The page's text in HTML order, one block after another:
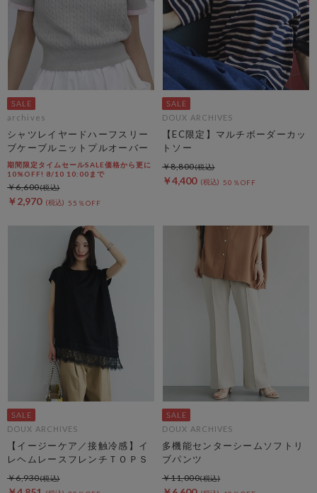
archives
シャツレイヤードハーフスリー
ブケーブルニットプルオーバー
期間限定タイムセールSALE価格から更に
10%OFF! 8/10 10:00まで
￥2,970 55％OFF
￥6,600
DOUX ARCHIVES
【EC限定】マルチボーダーカッ
トソー
￥4,400 50％OFF
￥8,800
DOUX ARCHIVES
【イージーケア／接触冷感】イ
レヘムレースフレンチＴＯＰＳ
￥6,930
DOUX ARCHIVES
多機能センターシームソフトリ
ブパンツ
￥11,000